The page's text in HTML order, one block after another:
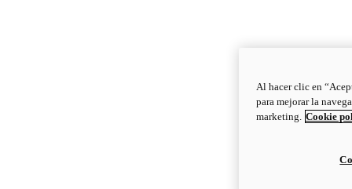
Al hacer clic en
para mejorar la
marketing. Cookie